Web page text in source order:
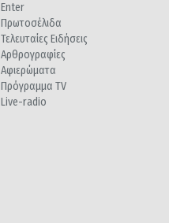
Enter
Πρωτοσέλιδα
Τελευταίες Ειδήσεις
Αρθρογραφίες
Αφιερώματα
Πρόγραμμα TV
Live-radio